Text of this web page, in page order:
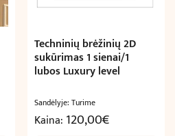
Techninių brėžinių 2D
sukūrimas 1 sienai/1
lubos Luxury level
Sandėlyje: Turime
Kaina: 120,00€